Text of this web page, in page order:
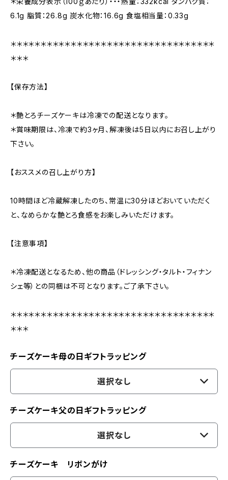
6.1g 脂質：26.8g 炭水化物：16.6g 食塩相当量：0.33g
＊＊＊＊＊＊＊＊＊＊＊＊＊＊＊＊＊＊＊＊＊＊＊＊＊＊＊＊＊＊＊＊＊＊
＊＊＊
【保存方法】
＊艶とろチーズケーキは冷凍での配送となります。
＊賞味期限は、冷凍で約3ヶ月、解凍後は5日以内にお召し上がり
下さい。
【おススメの召し上がり方】
10時間ほど冷蔵解凍したのち、常温に30分ほどおいていただく
と、なめらかな艶とろ食感をお楽しみいただけます。
【注意事項】
＊冷凍配送となるため、他の商品（ドレッシング・タルト・フィナン
シェ等）との同梱は不可となります。ご了承下さい。
＊＊＊＊＊＊＊＊＊＊＊＊＊＊＊＊＊＊＊＊＊＊＊＊＊＊＊＊＊＊＊＊＊＊
＊＊＊
チーズケーキ母の日ギフトラッピング
選択なし
チーズケーキ父の日ギフトラッピング
選択なし
チーズケーキ リボンがけ